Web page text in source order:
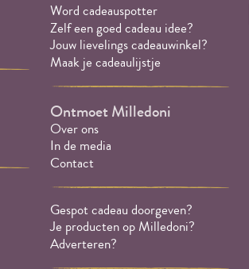
Word cadeauspotter
Zelf een goed cadeau idee?
Jouw lievelings cadeauwinkel?
Maak je cadeaulijstje
Ontmoet Milledoni
Over ons
In de media
Contact
Gespot cadeau doorgeven?
Je producten op Milledoni?
Adverteren?